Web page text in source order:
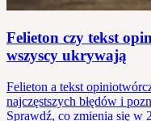
Felieton czy tekst
wszyscy ukrywają
Felieton a tekst
najczęstszych błędów i
Sprawdź, co zmienia się w